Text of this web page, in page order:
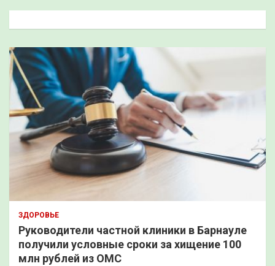
к
ЗДОРОВЬЕ
Руководители частной клиники в Барнауле
получили условные сроки за хищение 100
млн рублей из ОМС